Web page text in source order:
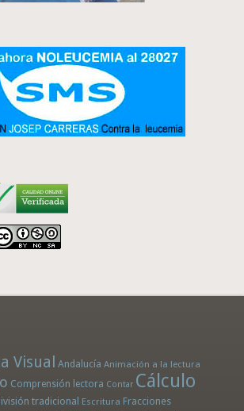
Visual Andalucía Animación a la lectura
Comprensión lectora Contar Cálculo
tradicional Escritura Fracciones